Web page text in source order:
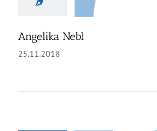
Angelika Nebl
25.11.2018